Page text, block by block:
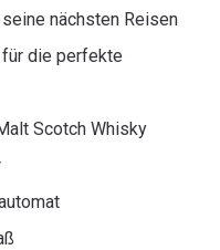
nächsten Reisen
die perfekte
Scotch Whisky